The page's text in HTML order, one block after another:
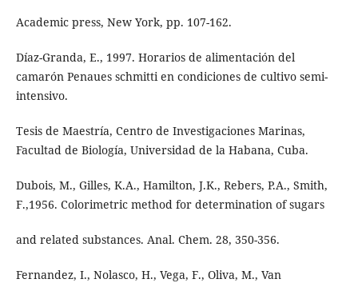
Academic press, New York, pp. 107-162.
Díaz-Granda, E., 1997. Horarios de alimentación del
camarón Penaues schmitti en condiciones de cultivo semi-
intensivo.
Tesis de Maestría, Centro de Investigaciones Marinas,
Facultad de Biología, Universidad de la Habana, Cuba.
Dubois, M., Gilles, K.A., Hamilton, J.K., Rebers, P.A., Smith,
F.,1956. Colorimetric method for determination of sugars
and related substances. Anal. Chem. 28, 350-356.
Fernandez, I., Nolasco, H., Vega, F., Oliva, M., Van